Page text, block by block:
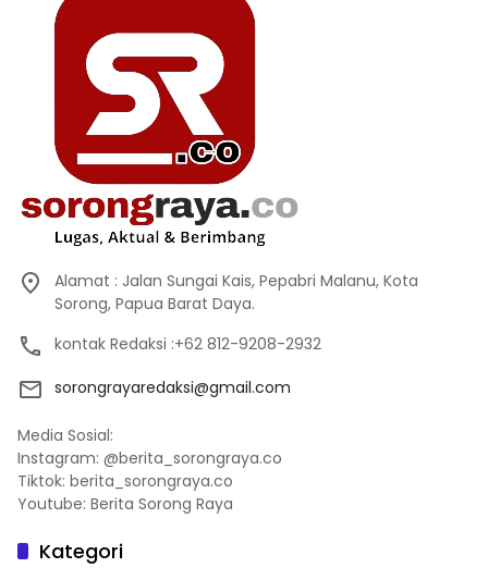
Alamat : Jalan Sungai Kais, Pepabri Malanu, Kota
Sorong, Papua Barat Daya.
kontak Redaksi :+62 812-9208-2932
sorongrayaredaksi@gmail.com
Media Sosial:
Instagram: @berita_sorongraya.co
Tiktok: berita_sorongraya.co
Youtube: Berita Sorong Raya
Kategori